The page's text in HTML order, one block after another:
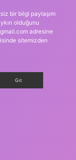
bir bilgi paylaşım
olduğunu
adresine
sitemizden